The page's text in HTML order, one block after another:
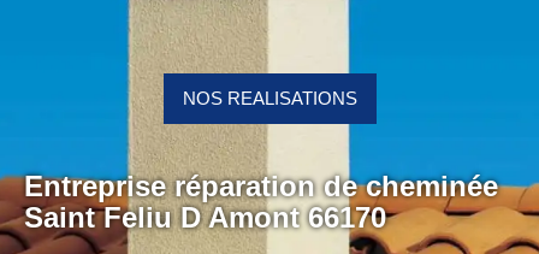
Entreprise réparation de cheminée
Saint Feliu D Amont 66170
NOS REALISATIONS